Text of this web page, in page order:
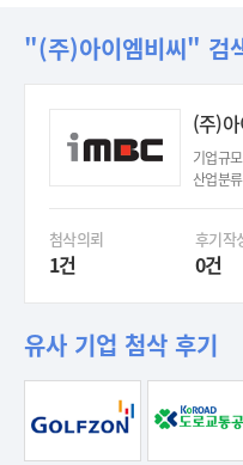
"(주)아이엠비씨" 검
(주)
기업규
산업분
첨삭의뢰
1건
후기작
0건
유사 기업 첨삭 후기